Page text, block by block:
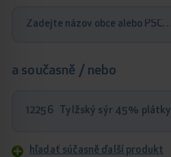
a současně / nebo
12256 Tylžský sýr 45% plátky
hľadať súčasně ďalší produkt